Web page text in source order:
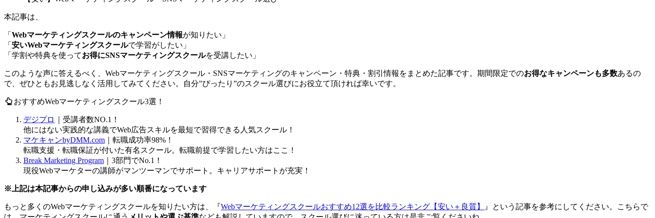
本記事は、
「 Webマーケティングスクールのキャンペーン情報が知りたい」
「 安いWebマーケティングスクールで学習がしたい」
「学割や特典を使ってお得にSNSマーケティングスクールを受講したい」
このような声に答えるべく、 Webマーケティングスクール・SNSマーケティングのキャンペーン・特典・割引情報をまとめた記事です。期間限定でのお得なキャンペーンも多数あるの
で、ぜひともお見逃しなく活用してみてください。自分”ぴったり”のスクール選びにお役立て頂ければ幸いです。
おすすめWebマーケティングスクール3選！
デジプロ
｜受講者数NO.1！
他にはない実践的な講義でWeb広告スキルを最短で習得できる人気スクール！
マケキャンbyDMM.com ｜転職成功率98%！
転職支援・転職保証が付いた有名スクール。転職前提で学習したい方はここ！
Break Marketing Program ｜3部門でNo.1！
現役Webマーケターの講師がマンツーマンでサポート。キャリアサポートが充実！
※上記は本記事からの申し込みが多い順番になっています
もっと多くのWebマーケティングスクールを知りたい方は、『Webマーケティングスクールおすすめ12選を比較ランキング【安い＋良質】
』という記事を参考にしてください。こちらで